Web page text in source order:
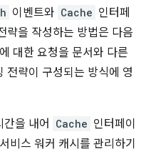
이벤트와 Cache 인터페
략을 작성하는 방법은 다음
대한 요청을 문서와 다른
전략이 구성되는 방식에 영
을 내어 Cache 인터페이
비스 워커 캐시를 관리하기